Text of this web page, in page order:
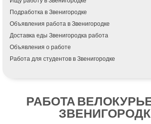
Подработка в Звенигородке
Объявления работа в Звенигородке
Доставка еды Звенигородка работа
Объявления о работе
Работа для студентов в Звенигородке
РАБОТА
Ирпень
Ивано-Франковск
Измаил
Кагарлык
Калуш
Каменец-Подольский
Канев
Казатин